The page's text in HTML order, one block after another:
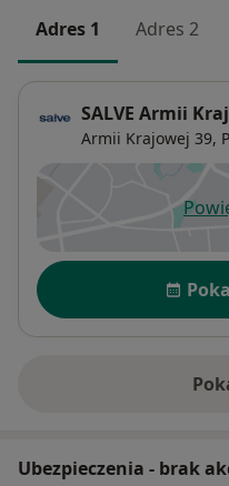
Adres 1 Adres 2
SALVE Armii
Armii Krajowej 39,
Dostępność
Ubezpieczenia - brak